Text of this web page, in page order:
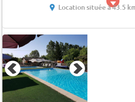
Location située à 43.5